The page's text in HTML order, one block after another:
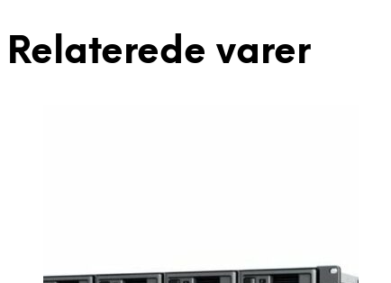
Relaterede varer